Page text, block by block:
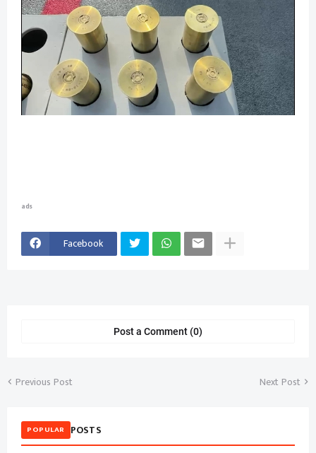
ads
Facebook
Post a Comment (0)
Previous Post Next Post
POPULAR POSTS